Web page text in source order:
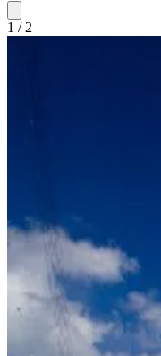
1 / 2